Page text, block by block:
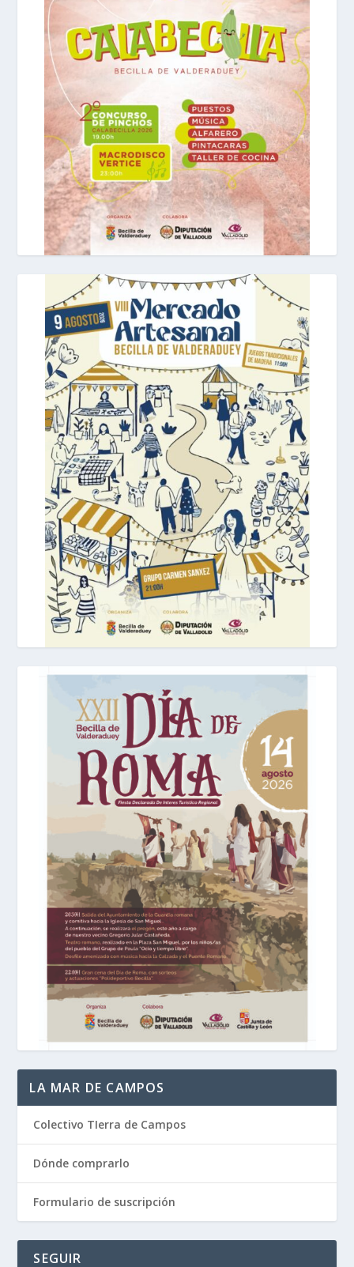
LA MAR DE CAMPOS
Colectivo TIerra de Campos
Dónde comprarlo
Formulario de suscripción
SEGUIR